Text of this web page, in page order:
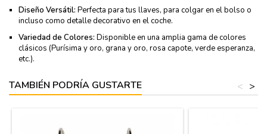
Diseño Versátil: Perfecta para tus llaves, para colgar en el bolso o
incluso como detalle decorativo en el coche.
Variedad de Colores: Disponible en una amplia gama de colores
clásicos (Purísima y oro, grana y oro, rosa capote, verde esperanza,
etc.).
TAMBIÉN PODRÍA GUSTARTE >
<